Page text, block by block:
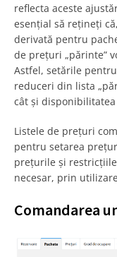
reflecta aceste
esențial să rețineți
derivată pentru
de prețuri „părinte”
Astfel, setările
reduceri din lista
cât și
Listele de prețuri
pentru setarea
prețurile și
necesar, prin
Comandarea